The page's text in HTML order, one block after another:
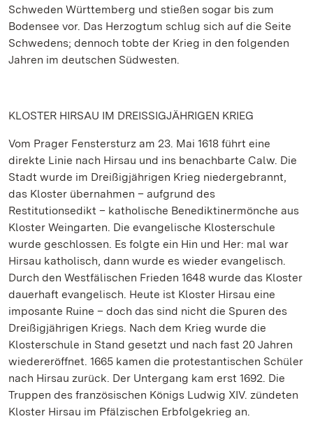
Schweden Württemberg und stießen sogar bis zum
Bodensee vor. Das Herzogtum schlug sich auf die Seite
Schwedens; dennoch tobte der Krieg in den folgenden
Jahren im deutschen Südwesten.
KLOSTER HIRSAU IM DREISSIGJÄHRIGEN KRIEG
Vom Prager Fenstersturz am 23. Mai 1618 führt eine
direkte Linie nach Hirsau und ins benachbarte Calw. Die
Stadt wurde im Dreißigjährigen Krieg niedergebrannt,
das Kloster übernahmen – aufgrund des
Restitutionsedikt – katholische Benediktinermönche aus
Kloster Weingarten. Die evangelische Klosterschule
wurde geschlossen. Es folgte ein Hin und Her: mal war
Hirsau katholisch, dann wurde es wieder evangelisch.
Durch den Westfälischen Frieden 1648 wurde das Kloster
dauerhaft evangelisch. Heute ist Kloster Hirsau eine
imposante Ruine – doch das sind nicht die Spuren des
Dreißigjährigen Kriegs. Nach dem Krieg wurde die
Klosterschule in Stand gesetzt und nach fast 20 Jahren
wiedereröffnet. 1665 kamen die protestantischen Schüler
nach Hirsau zurück. Der Untergang kam erst 1692. Die
Truppen des französischen Königs Ludwig XIV. zündeten
Kloster Hirsau im Pfälzischen Erbfolgekrieg an.